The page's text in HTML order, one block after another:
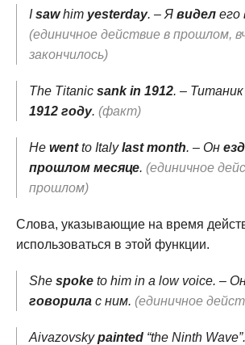
Isawhim yesterday. – Я видел его
(единичное действие в прошлом,
закончилось)
The Titanic sank in 1912. – Титаник
1912 году. (факт)
He wentto Italylast month. – Он
прошлом месяце. (единичное
прошлом)
Слова, указывающие на время
использоваться в этой функции.
She spoke to him in a low voice. –
говорила с ним. (единичное
Aivazovskypainted “the Ninth